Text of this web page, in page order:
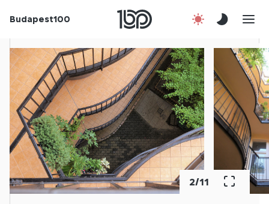
Budapest100
Csatlakozz!
Kapcsolat
En
3/11